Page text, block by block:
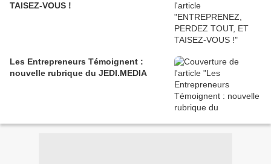
TAISEZ-VOUS !
Les Entrepreneurs Témoignent :
nouvelle rubrique du JEDI.MEDIA